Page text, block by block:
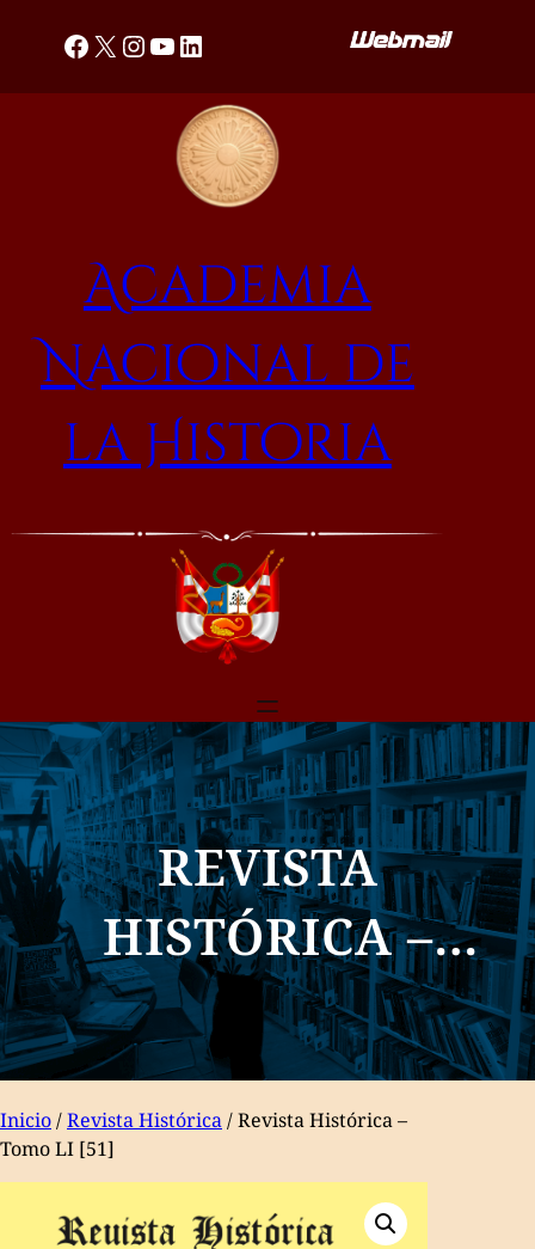
Facebook
X Instagram
YouTube
LinkedIn
Academia
Nacional de
la Historia
REVISTA
HISTÓRICA –
TOMO LI [51]
Inicio/Revista Histórica/ Revista Histórica –
Tomo LI [51]